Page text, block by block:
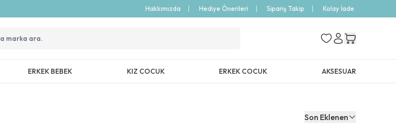
Hakkımızda Hediye Önerileri Sipariş Takip Kolay İade
ERKEK BEBEK KIZ COCUK ERKEK COCUK AKSESUAR
Son Eklenen